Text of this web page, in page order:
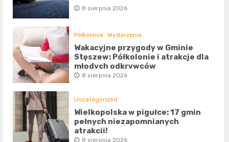
8 sierpnia 2026
Półkolonie Wydarzenia
Wakacyjne przygody w Gminie
Stęszew: Półkolonie i atrakcje dla
młodych odkrywców
8 sierpnia 2026
Uncategorized
Wielkopolska w pigułce: 17 gmin
pełnych niezapomnianych
atrakcji!
8 sierpnia 2026